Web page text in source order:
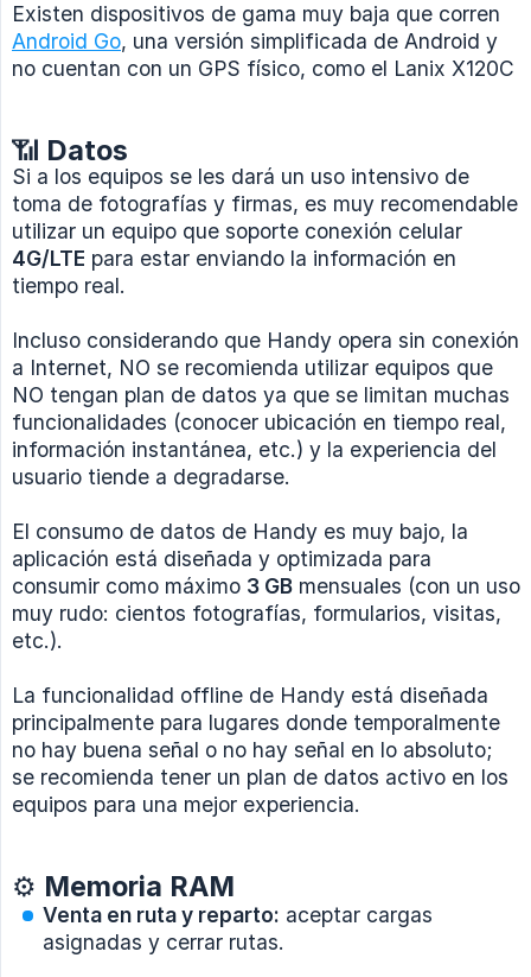
Existen dispositivos de gama muy baja que corren
Android Go, una versión simplificada de Android y
no cuentan con un GPS físico, como el Lanix X120C
📶 Datos
Si a los equipos se les dará un uso intensivo de
toma de fotografías y firmas, es muy recomendable
utilizar un equipo que soporte conexión celular
4G/LTE para estar enviando la información en
tiempo real.
Incluso considerando que Handy opera sin conexión
a Internet, NO se recomienda utilizar equipos que
NO tengan plan de datos ya que se limitan muchas
funcionalidades (conocer ubicación en tiempo real,
información instantánea, etc.) y la experiencia del
usuario tiende a degradarse.
El consumo de datos de Handy es muy bajo, la
aplicación está diseñada y optimizada para
consumir como máximo 3 GB mensuales (con un uso
muy rudo: cientos fotografías, formularios, visitas,
etc.).
La funcionalidad offline de Handy está diseñada
principalmente para lugares donde temporalmente
no hay buena señal o no hay señal en lo absoluto;
se recomienda tener un plan de datos activo en los
equipos para una mejor experiencia.
⚙️ Memoria RAM
Venta en ruta y reparto: aceptar cargas
asignadas y cerrar rutas.